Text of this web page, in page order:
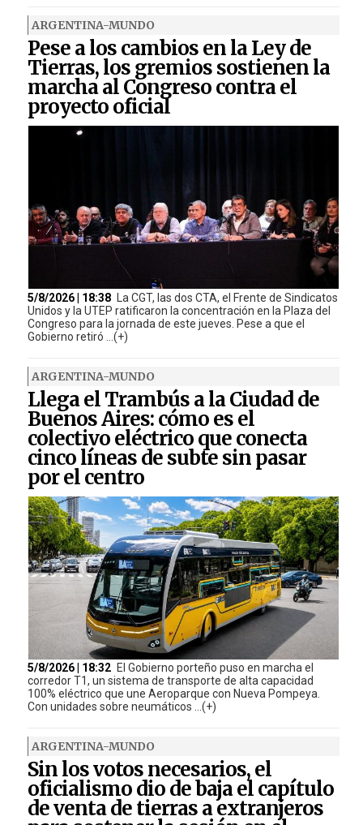
ARGENTINA-MUNDO
Pese a los cambios en la Ley de
Tierras, los gremios sostienen la
marcha al Congreso contra el
proyecto oficial
5/8/2026 | 18:38
La CGT, las dos CTA, el Frente de Sindicatos
Unidos y la UTEP ratificaron la concentración en la Plaza del
Congreso para la jornada de este jueves. Pese a que el
Gobierno retiró ...(+)
ARGENTINA-MUNDO
Llega el Trambús a la Ciudad de
Buenos Aires: cómo es el
colectivo eléctrico que conecta
cinco líneas de subte sin pasar
por el centro
5/8/2026 | 18:32 El Gobierno porteño puso en marcha el
corredor T1, un sistema de transporte de alta capacidad
100% eléctrico que une Aeroparque con Nueva Pompeya.
Con unidades sobre neumáticos ...(+)
ARGENTINA-MUNDO
Sin los votos necesarios, el
oficialismo dio de baja el capítulo
de venta de tierras a extranjeros